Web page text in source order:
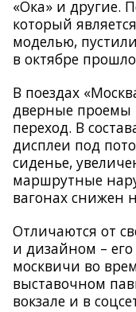
«Ока» и другие.
который
моделью,
в октябре
В поездах
дверные проемы
переход. В
дисплеи под
сиденье,
маршрутные
вагонах снижен
Отличаются от
и дизайном –
москвичи во
выставочном
вокзале и в